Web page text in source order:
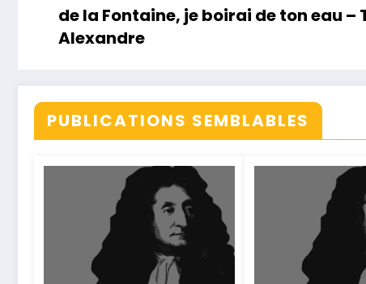
de la Fontaine, je boirai de ton eau
Alexandre
PUBLICATIONS SEMBLABLES